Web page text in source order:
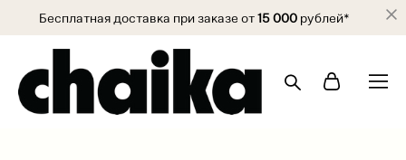
Бесплатная доставка при заказе от15 000рублей*